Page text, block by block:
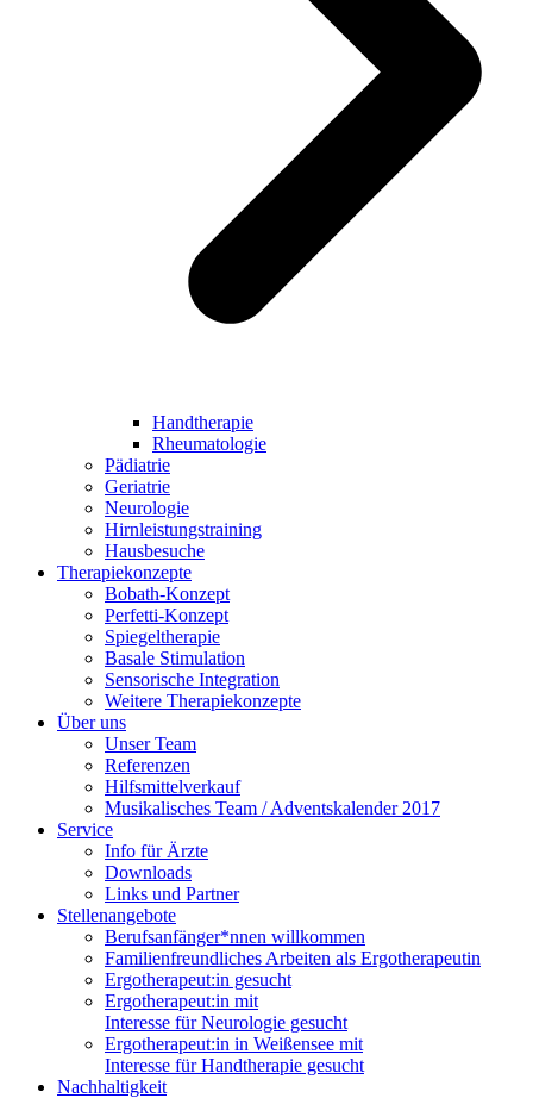
Handtherapie
Rheumatologie
Pädiatrie
Geriatrie
Neurologie
Hirnleistungstraining
Hausbesuche
Therapiekonzepte
Bobath-Konzept
Perfetti-Konzept
Spiegeltherapie
Basale Stimulation
Sensorische Integration
Weitere Therapiekonzepte
Über uns
Unser Team
Referenzen
Hilfsmittelverkauf
Musikalisches Team / Adventskalender 2017
Service
Info für Ärzte
Downloads
Links und Partner
Stellenangebote
Berufsanfänger*nnen willkommen
Familienfreundliches Arbeiten als Ergotherapeutin
Ergotherapeut:in gesucht
Ergotherapeut:in mit
Interesse für Neurologie gesucht
Ergotherapeut:in in Weißensee mit
Interesse für Handtherapie gesucht
Nachhaltigkeit